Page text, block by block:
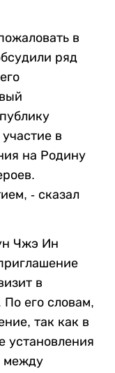
в
ряд
в
на Родину
- сказал
Чжэ Ин
в
его словам,
так как в
установления
между